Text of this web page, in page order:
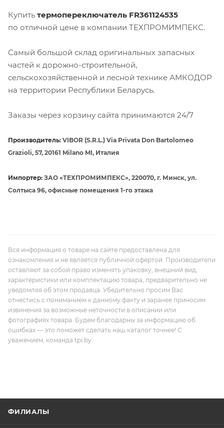
Купить термопереключатель FR361124535
по отличной цене в компании ТЕХПРОМИМПЕКС.
Самый большой склад оригинальных запасных
частей к дорожно-строительной,
сельскохозяйственной и лесной технике АМКОДОР
на территории Республики Беларусь.
Заказы через корзину сайта принимаются 24/7
Производитель: VIBOR (S.R.L.) Via Privata Don Bartolomeo
Grazioli, 57, 20161 Milano MI, Италия
Импортер: ЗАО «ТЕХПРОМИМПЕКС», 220070, г. Минск, ул.
Солтыса 96, офисные помещения 1-го этажа
Вся информация о товаре на сайте предоставлена для
ознакомления и не является публичной офертой. Производители
оставляют за собой право изменять упаковку, внешний вид,
характеристики или комплектацию товара, предварительно не
уведомляя об этом продавца. Убедительно просим Вас
отнестись с пониманием к данному факту и заранее приносим
извинения за возможные неточности в описании или
фотографиях товара. Будем благодарны за информацию об
ошибках — это поможет сделать наш каталог точнее! С
уважением, команда tpi.by.
ФИЛИАЛЫ